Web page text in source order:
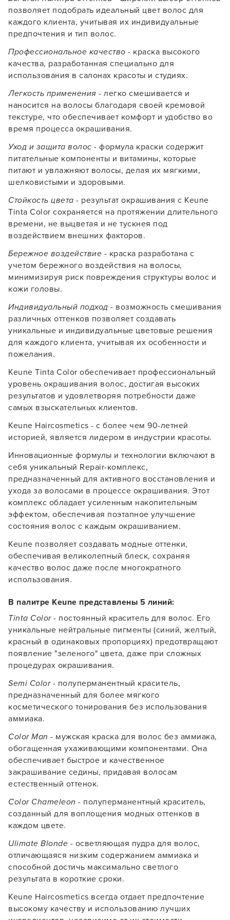
позволяет подобрать идеальный цвет волос для
каждого клиента, учитывая их индивидуальные
предпочтения и тип волос.
Профессиональное качество - краска высокого
качества, разработанная специально для
использования в салонах красоты и студиях.
Легкость применения - легко смешивается и
наносится на волосы благодаря своей кремовой
текстуре, что обеспечивает комфорт и удобство во
время процесса окрашивания.
Уход и защита волос - формула краски содержит
питательные компоненты и витамины, которые
питают и увлажняют волосы, делая их мягкими,
шелковистыми и здоровыми.
Стойкость цвета - результат окрашивания с Keune
Tinta Color сохраняется на протяжении длительного
времени, не выцветая и не тускнея под
воздействием внешних факторов.
Бережное воздействие - краска разработана с
учетом бережного воздействия на волосы,
минимизируя риск повреждения структуры волос и
кожи головы.
Индивидуальный подход - возможность смешивания
различных оттенков позволяет создавать
уникальные и индивидуальные цветовые решения
для каждого клиента, учитывая их особенности и
пожелания.
Keune Tinta Color обеспечивает профессиональный
уровень окрашивания волос, достигая высоких
результатов и удовлетворяя потребности даже
самых взыскательных клиентов.
Keune Haircosmetics - с более чем 90-летней
историей, является лидером в индустрии красоты.
Инновационные формулы и технологии включают в
себя уникальный Repair-комплекс,
предназначенный для активного восстановления и
ухода за волосами в процессе окрашивания. Этот
комплекс обладает усиленным накопительным
эффектом, обеспечивая поэтапное улучшение
состояния волос с каждым окрашиванием.
Keune позволяет создавать модные оттенки,
обеспечивая великолепный блеск, сохраняя
качество волос даже после многократного
использования.
В палитре Keune представлены 5 линий:
Tinta Color- постоянный краситель для волос. Его
уникальные нейтральные пигменты (синий, желтый,
красный в одинаковых пропорциях) предотвращают
появление "зеленого" цвета, даже при сложных
процедурах окрашивания.
Semi Color- полуперманентный краситель,
предназначенный для более мягкого
косметического тонирования без использования
аммиака.
Color Man - мужская краска для волос без аммиака,
обогащенная ухаживающими компонентами. Она
обеспечивает быстрое и качественное
закрашивание седины, придавая волосам
естественный оттенок.
Color Chameleon - полуперманентный краситель,
созданный для воплощения модных оттенков в
каждом цвете.
Ulimate Blonde - осветляющая пудра для волос,
отличающаяся низким содержанием аммиака и
способной достичь максимально светлого
результата в короткие сроки.
Keune Haircosmetics всегда отдает предпочтение
высокому качеству и использованию лучших
Заяц–робот
В новом приложении RedHare Market для Android
намного быстрее!
УСТАНОВИТЬ ИЗ GOOGLE PLAY
ПРОДОЛЖУ ЗДЕСЬ